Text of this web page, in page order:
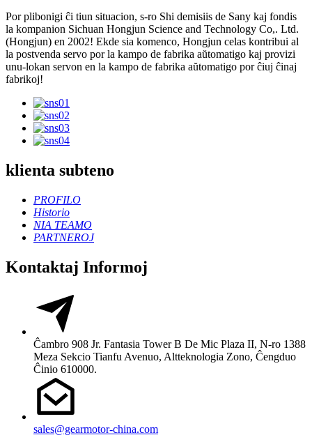
Por plibonigi ĉi tiun situacion, s-ro Shi demisiis de Sany kaj fondis
la kompanion Sichuan Hongjun Science and Technology Co,. Ltd.
(Hongjun) en 2002! Ekde sia komenco, Hongjun celas kontribui al
la postvenda servo por la kampo de fabrika aŭtomatigo kaj provizi
unu-lokan servon en la kampo de fabrika aŭtomatigo por ĉiuj ĉinaj
fabrikoj!
klienta subteno
PROFILO
Historio
NIA TEAMO
PARTNEROJ
Kontaktaj Informoj
Ĉambro 908 Jr. Fantasia Tower B De Mic Plaza II, N-ro 1388
Meza Sekcio Tianfu Avenuo, Altteknologia Zono, Ĉengduo
Ĉinio 610000.
sales@gearmotor-china.com